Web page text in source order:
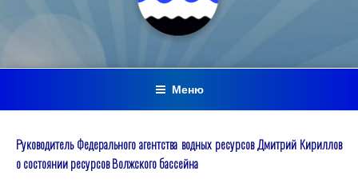
Меню
Руководитель Федерального агентства водных ресурсов Дмитрий Кириллов
о состоянии ресурсов Волжского бассейна